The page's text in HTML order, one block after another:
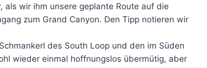
wir ihm unsere geplante Route auf die
zum Grand Canyon. Den Tipp notieren wir
des South Loop und den im Süden
wieder einmal hoffnungslos übermütig, aber